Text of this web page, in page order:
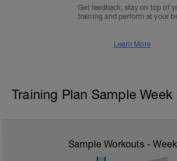
Get feedback, stay on top of
training and perform at your
Learn More
Training Plan Sample Week
Sample Workouts - Week